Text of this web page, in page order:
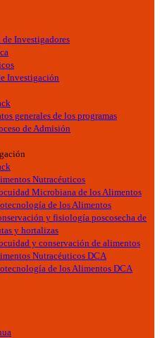
Investigadores
Investigación
generales de los programas
de Admisión
Nutracéuticos
Microbiana de los Alimentos
de los Alimentos
y fisiología poscosecha de
y hortalizas
y conservación de alimentos
Nutracéuticos DCA
de los Alimentos DCA